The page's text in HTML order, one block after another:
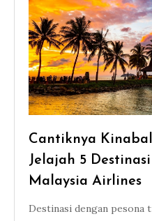
Cantiknya
Jelajah 5
Malaysia Airlines
Destinasi dengan pesona